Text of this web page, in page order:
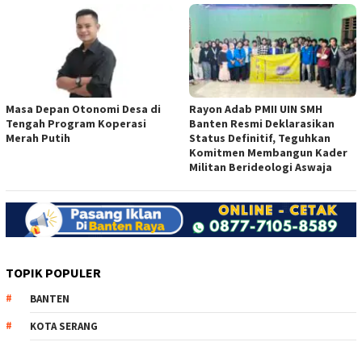
Masa Depan Otonomi Desa di
Tengah Program Koperasi
Merah Putih
Rayon Adab PMII UIN SMH
Banten Resmi Deklarasikan
Status Definitif, Teguhkan
Komitmen Membangun Kader
Militan Berideologi Aswaja
TOPIK POPULER
BANTEN
KOTA SERANG